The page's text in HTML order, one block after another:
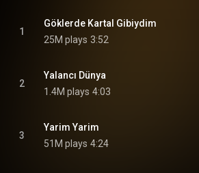
1
Göklerde Kartal Gibiydim
25M plays 3:52
2
Yalancı Dünya
1.4M plays 4:03
3
Yarim Yarim
51M plays 4:24